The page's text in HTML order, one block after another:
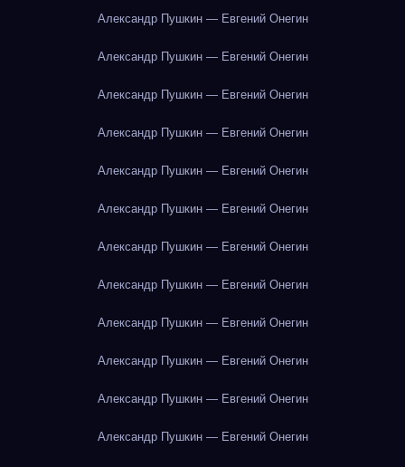
Александр Пушкин — Евгений Онегин
Александр Пушкин — Евгений Онегин
Александр Пушкин — Евгений Онегин
Александр Пушкин — Евгений Онегин
Александр Пушкин — Евгений Онегин
Александр Пушкин — Евгений Онегин
Александр Пушкин — Евгений Онегин
Александр Пушкин — Евгений Онегин
Александр Пушкин — Евгений Онегин
Александр Пушкин — Евгений Онегин
Александр Пушкин — Евгений Онегин
Александр Пушкин — Евгений Онегин